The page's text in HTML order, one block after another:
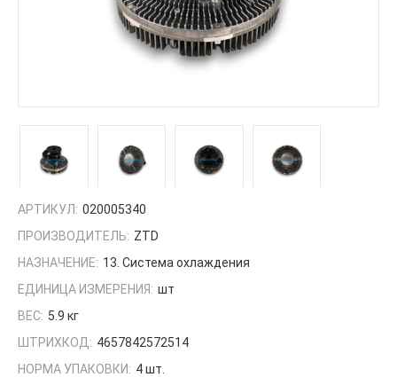
АРТИКУЛ: 020005340
ПРОИЗВОДИТЕЛЬ: ZTD
НАЗНАЧЕНИЕ: 13. Система охлаждения
ЕДИНИЦА ИЗМЕРЕНИЯ: шт
ВЕС: 5.9 кг
ШТРИХКОД: 4657842572514
НОРМА УПАКОВКИ: 4 шт.